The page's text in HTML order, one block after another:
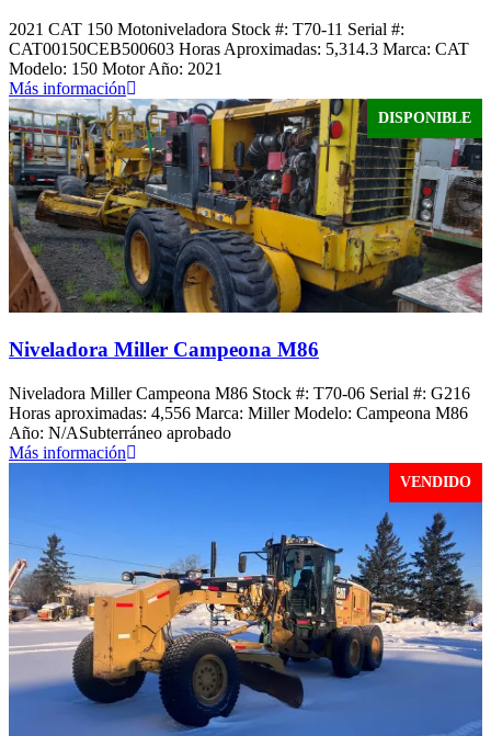
2021 CAT 150 Motoniveladora Stock #: T70-11 Serial #:
CAT00150CEB500603 Horas Aproximadas: 5,314.3 Marca: CAT
Modelo: 150 Motor Año: 2021
Más información
DISPONIBLE
Niveladora Miller Campeona M86
Niveladora Miller Campeona M86 Stock #: T70-06 Serial #: G216
Horas aproximadas: 4,556 Marca: Miller Modelo: Campeona M86
Año: N/ASubterráneo aprobado
Más información
VENDIDO